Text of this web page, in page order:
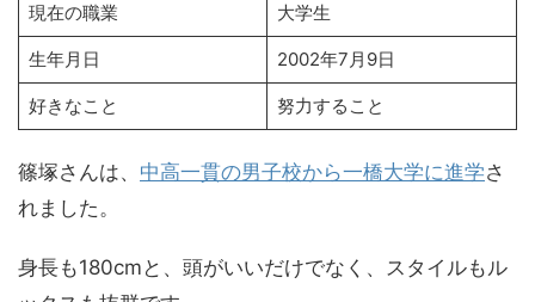
現在の職業 大学生
生年月日 2002年7月9日
好きなこと 努力すること
篠塚さんは、 中高一貫の男子校から一橋大学に進学さ
れました。
身長も180cmと、頭がいいだけでなく、スタイルもル